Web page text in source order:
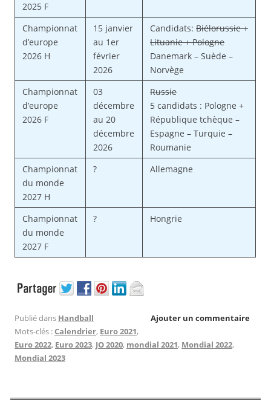
2025 F
Championnat
d’europe
2026 H
15 janvier
au 1er
février
2026
Candidats:Biélorussie +
Lituanie + Pologne
Danemark – Suède –
Norvège
Championnat
d’europe
2026 F
03
décembre
au 20
décembre
2026
Russie
5 candidats : Pologne +
République tchèque –
Espagne – Turquie –
Roumanie
Championnat
du monde
2027 H
? Allemagne
Championnat
du monde
2027 F
? Hongrie
Ajouter un commentaire
Publié dans Handball
Mots-clés :Calendrier, Euro 2021,
Euro 2022, Euro 2023, JO 2020, mondial 2021, Mondial 2022,
Mondial 2023